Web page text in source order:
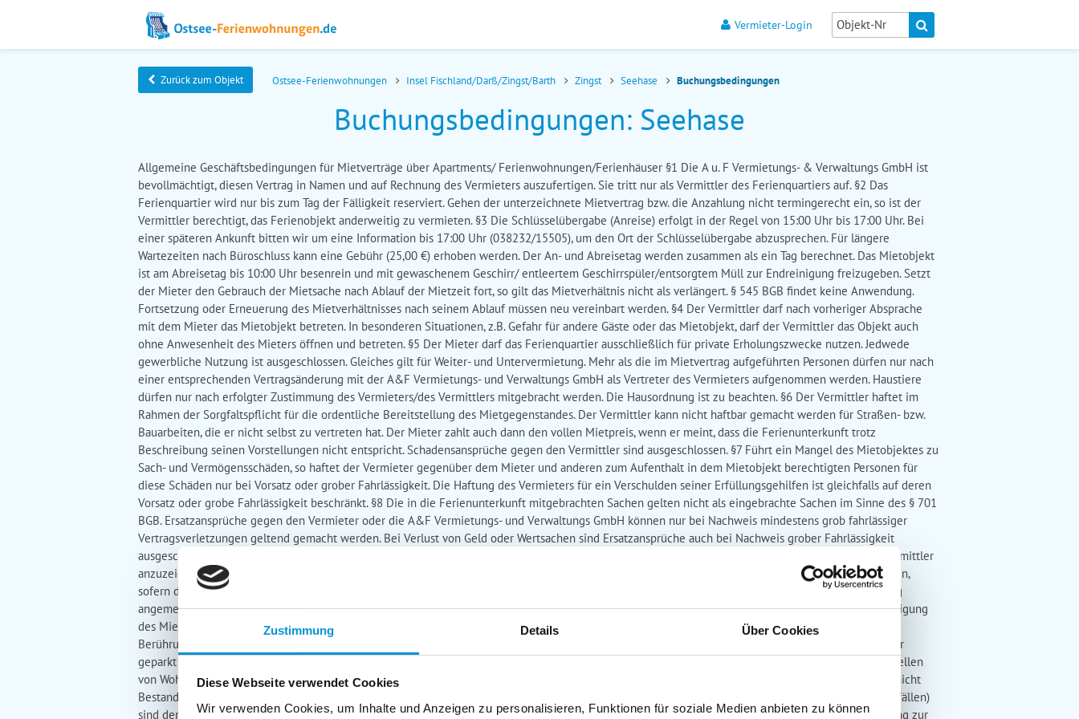
Zustimmung Details Über Cookies
Diese Webseite verwendet Cookies
Wir verwenden Cookies, um Inhalte und Anzeigen zu personalisieren, Funktionen für soziale Medien anbieten zu können
Vermieter-Login
Zurück zum Objekt Ostsee-Ferienwohnungen Insel Fischland/Darß/Zingst/Barth Zingst Seehase Buchungsbedingungen
Buchungsbedingungen: Seehase
Allgemeine Geschäftsbedingungen für Mietverträge über Apartments/ Ferienwohnungen/Ferienhäuser §1 Die A u. F Vermietungs- & Verwaltungs GmbH ist
bevollmächtigt, diesen Vertrag in Namen und auf Rechnung des Vermieters auszufertigen. Sie tritt nur als Vermittler des Ferienquartiers auf. §2 Das
Ferienquartier wird nur bis zum Tag der Fälligkeit reserviert. Gehen der unterzeichnete Mietvertrag bzw. die Anzahlung nicht termingerecht ein, so ist der
Vermittler berechtigt, das Ferienobjekt anderweitig zu vermieten. §3 Die Schlüsselübergabe (Anreise) erfolgt in der Regel von 15:00 Uhr bis 17:00 Uhr. Bei
einer späteren Ankunft bitten wir um eine Information bis 17:00 Uhr (038232/15505), um den Ort der Schlüsselübergabe abzusprechen. Für längere
Wartezeiten nach Büroschluss kann eine Gebühr (25,00 €) erhoben werden. Der An- und Abreisetag werden zusammen als ein Tag berechnet. Das Mietobjekt
ist am Abreisetag bis 10:00 Uhr besenrein und mit gewaschenem Geschirr/ entleertem Geschirrspüler/entsorgtem Müll zur Endreinigung freizugeben. Setzt
der Mieter den Gebrauch der Mietsache nach Ablauf der Mietzeit fort, so gilt das Mietverhältnis nicht als verlängert. § 545 BGB findet keine Anwendung.
Fortsetzung oder Erneuerung des Mietverhältnisses nach seinem Ablauf müssen neu vereinbart werden. §4 Der Vermittler darf nach vorheriger Absprache
mit dem Mieter das Mietobjekt betreten. In besonderen Situationen, z.B. Gefahr für andere Gäste oder das Mietobjekt, darf der Vermittler das Objekt auch
ohne Anwesenheit des Mieters öffnen und betreten. §5 Der Mieter darf das Ferienquartier ausschließlich für private Erholungszwecke nutzen. Jedwede
gewerbliche Nutzung ist ausgeschlossen. Gleiches gilt für Weiter- und Untervermietung. Mehr als die im Mietvertrag aufgeführten Personen dürfen nur nach
einer entsprechenden Vertragsänderung mit der A&F Vermietungs- und Verwaltungs GmbH als Vertreter des Vermieters aufgenommen werden. Haustiere
dürfen nur nach erfolgter Zustimmung des Vermieters/des Vermittlers mitgebracht werden. Die Hausordnung ist zu beachten. §6 Der Vermittler haftet im
Rahmen der Sorgfaltspflicht für die ordentliche Bereitstellung des Mietgegenstandes. Der Vermittler kann nicht haftbar gemacht werden für Straßen- bzw.
Bauarbeiten, die er nicht selbst zu vertreten hat. Der Mieter zahlt auch dann den vollen Mietpreis, wenn er meint, dass die Ferienunterkunft trotz
Beschreibung seinen Vorstellungen nicht entspricht. Schadensansprüche gegen den Vermittler sind ausgeschlossen. §7 Führt ein Mangel des Mietobjektes zu
Sach- und Vermögensschäden, so haftet der Vermieter gegenüber dem Mieter und anderen zum Aufenthalt in dem Mietobjekt berechtigten Personen für
diese Schäden nur bei Vorsatz oder grober Fahrlässigkeit. Die Haftung des Vermieters für ein Verschulden seiner Erfüllungsgehilfen ist gleichfalls auf deren
Vorsatz oder grobe Fahrlässigkeit beschränkt. §8 Die in die Ferienunterkunft mitgebrachten Sachen gelten nicht als eingebrachte Sachen im Sinne des § 701
BGB. Ersatzansprüche gegen den Vermieter oder die A&F Vermietungs- und Verwaltungs GmbH können nur bei Nachweis mindestens grob fahrlässiger
Vertragsverletzungen geltend gemacht werden. Bei Verlust von Geld oder Wertsachen sind Ersatzansprüche auch bei Nachweis grober Fahrlässigkeit
ausgeschlossen. §9 Eventuelle Schäden/Mängel im Mietobjekt sind vom Mieter innerhalb von 24 Stunden bzw. am darauffolgenden Werktag beim Vermittler
anzuzeigen. Für die Dauer des nicht vertragsgemäßen Zustandes der Ferienwohnung kann eine entsprechende Herabsetzung des Mietpreises erfolgen,
sofern die Mängelbeseitigung nicht in angemessener Frist erfolgt. Die Minderung tritt nicht ein, wenn der Mieter den Mangel nicht sofort nach Bezug
angemeldet hat. §10 Der Mieter ist verpflichtet, das Mietobjekt schonend und pfleglich zu behandeln. Der Mieter haftet für jede schuldhafte Beschädigung
des Mietobjektes, die er, die zum Aufenthalt im Mietobjekt berechtigten Personen und Personen, die mit dem Mietobjekt auf seine Veranlassung in
Berührung kommen, verursachen. §11 Kraftfahrzeuge können auf dem laut Objektbeschreibung aufgeführten kostenfreien Parkplatz auf eigene Gefahr
geparkt werden. Ein zusätzlicher Stellplatz im Ort kann nur auf einem öffentlichen Parkplatz gegen Gebühr in Anspruch genommen werden. Das Abstellen
von Wohnwagen, Campinganhängern oder Zelten auf dem Grundstück ist verboten. §12 Bereitgestellte Fahrräder, Bollerwagen oder Spielgeräte sind nicht
Bestandteil des Mietvertrages. Die Nutzung geschieht grundsätzlich auf eigene Gefahr. Selbstverursachte Schäden (Reifenpannen und Folgen von Unfällen)
sind dem Vermieter/Vermittler zu melden und auf eigene Kosten zu beheben. §13 Stellt der Eigentümer dem Mieter einen kostenlosen Internetzugang zur